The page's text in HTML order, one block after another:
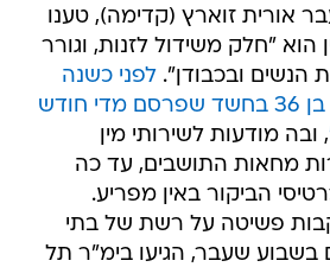
אורית זוארץ (קדימה), טענו
הוא "חלק משידול לזנות, וגורר
הנשים ובכבודן".לפני כשנה
נעצר תושב רמת גן בן 36 בחשד שפרסם מדי חודש
, ובה מודעות לשירותי מין
מחאות התושבים, עד כה
הביקור באין מפריע.
פשיטה על רשת של בתי
בשבוע שעבר, הגיעו בימ"ר תל